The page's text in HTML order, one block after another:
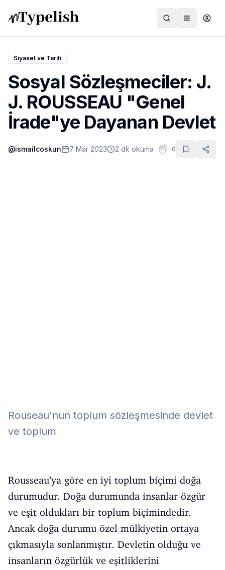
Dünya
Film ve Dizi
Kültür ve Sanat
Sağlık
Siyaset ve Tarih
Sosyal Sözleşmeciler: J.
J. ROUSSEAU "Genel
İrade"ye Dayanan Devlet
@ismailcoskun 7 Mar 2023 2 dk okuma 0
Rouseau'nun toplum sözleşmesinde devlet
ve toplum
Rousseau’ya göre en iyi toplum biçimi doğa
durumudur. Doğa durumunda insanlar özgür
ve eşit oldukları bir toplum biçimindedir.
Ancak doğa durumu özel mülkiyetin ortaya
çıkmasıyla sonlanmıştır. Devletin olduğu ve
insanların özgürlük ve eşitliklerini